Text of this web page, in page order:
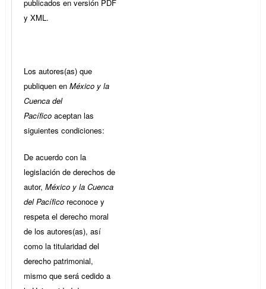
publicados en versión PDF
y XML.
Los autores(as) que
publiquen en México y la
Cuenca del
Pacífico aceptan las
siguientes condiciones:
De acuerdo con la
legislación de derechos de
autor, México y la Cuenca
del Pacífico reconoce y
respeta el derecho moral
de los autores(as), así
como la titularidad del
derecho patrimonial,
mismo que será cedido a